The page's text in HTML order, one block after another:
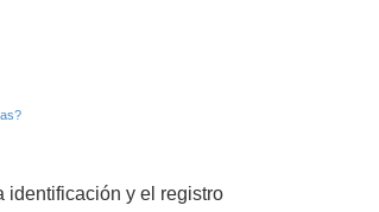
identificación y el registro